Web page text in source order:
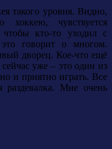
такого уровня. Видно,
хоккею, чувствуется
кто-то уходил с
говорит о многом.
дворец. Кое-что ещё
уже – это один из
и приятно играть. Все
раздевалка. Мне очень